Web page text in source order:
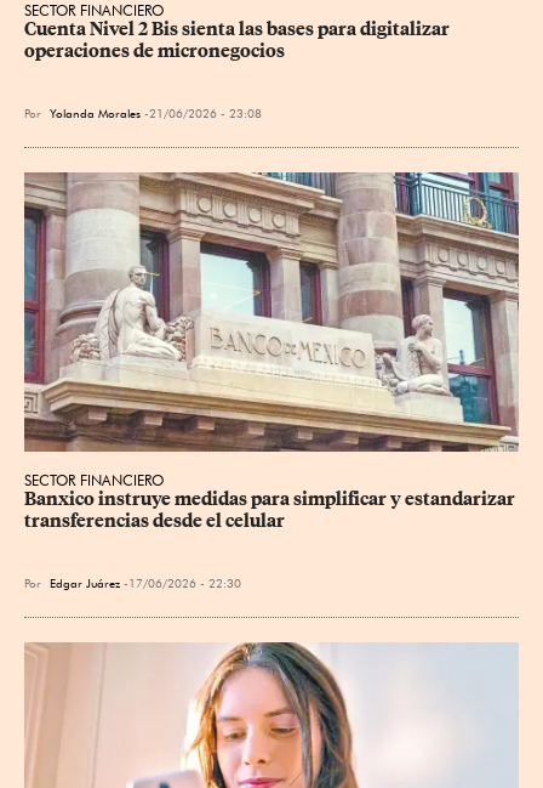
SECTOR FINANCIERO
Cuenta Nivel 2 Bis sienta las bases para digitalizar
operaciones de micronegocios
Por Yolanda Morales 21/06/2026 - 23:08
SECTOR FINANCIERO
Banxico instruye medidas para simplificar y estandarizar
transferencias desde el celular
Por Edgar Juárez 17/06/2026 - 22:30